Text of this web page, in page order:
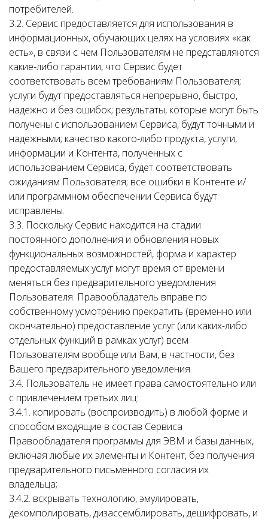
потребителей.
3.2. Сервис предоставляется для использования в
информационных, обучающих целях на условиях «как
есть», в связи с чем Пользователям не представляются
какие-либо гарантии, что Сервис будет
соответствовать всем требованиям Пользователя;
услуги будут предоставляться непрерывно, быстро,
надежно и без ошибок; результаты, которые могут быть
получены с использованием Сервиса, будут точными и
надежными; качество какого-либо продукта, услуги,
информации и Контента, полученных с
использованием Сервиса, будет соответствовать
ожиданиям Пользователя; все ошибки в Контенте и/
или программном обеспечении Сервиса будут
исправлены.
3.3. Поскольку Сервис находится на стадии
постоянного дополнения и обновления новых
функциональных возможностей, форма и характер
предоставляемых услуг могут время от времени
меняться без предварительного уведомления
Пользователя. Правообладатель вправе по
собственному усмотрению прекратить (временно или
окончательно) предоставление услуг (или каких-либо
отдельных функций в рамках услуг) всем
Пользователям вообще или Вам, в частности, без
Вашего предварительного уведомления.
3.4. Пользователь не имеет права самостоятельно или
с привлечением третьих лиц:
3.4.1. копировать (воспроизводить) в любой форме и
способом входящие в состав Сервиса
Правообладателя программы для ЭВМ и базы данных,
включая любые их элементы и Контент, без получения
предварительного письменного согласия их
владельца;
3.4.2. вскрывать технологию, эмулировать,
декомполировать, дизассемблировать, дешифровать, и